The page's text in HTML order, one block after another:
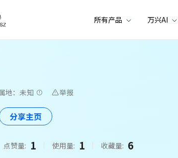
所有产品 万兴AI
地：未知 举报
分享主页
点赞量: 1 使用量: 1 收藏量: 6